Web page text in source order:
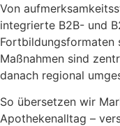
Von
integrierte B2B- und
Fortbildungsformaten
Maßnahmen sind
danach regional
So übersetzen wir
Apothekenalltag –